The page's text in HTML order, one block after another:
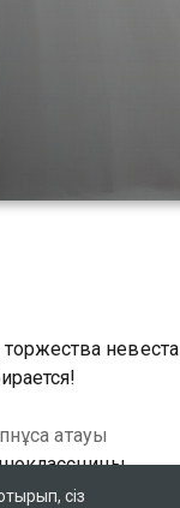
невеста
атауы
сіз